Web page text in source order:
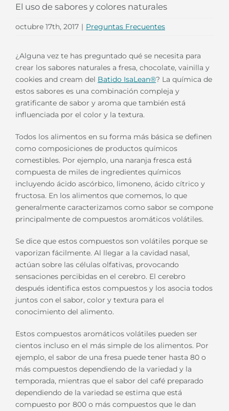
El uso de sabores y colores naturales
octubre 17th, 2017 | Preguntas Frecuentes
¿Alguna vez te has preguntado qué se necesita para
crear los sabores naturales a fresa, chocolate, vainilla y
cookies and cream del Batido IsaLean®? La química de
estos sabores es una combinación compleja y
gratificante de sabor y aroma que también está
influenciada por el color y la textura.
Todos los alimentos en su forma más básica se definen
como composiciones de productos químicos
comestibles. Por ejemplo, una naranja fresca está
compuesta de miles de ingredientes químicos
incluyendo ácido ascórbico, limoneno, ácido cítrico y
fructosa. En los alimentos que comemos, lo que
generalmente caracterizamos como sabor se compone
principalmente de compuestos aromáticos volátiles.
Se dice que estos compuestos son volátiles porque se
vaporizan fácilmente. Al llegar a la cavidad nasal,
actúan sobre las células olfativas, provocando
sensaciones percibidas en el cerebro. El cerebro
después identifica estos compuestos y los asocia todos
juntos con el sabor, color y textura para el
conocimiento del alimento.
Estos compuestos aromáticos volátiles pueden ser
cientos incluso en el más simple de los alimentos. Por
ejemplo, el sabor de una fresa puede tener hasta 80 o
más compuestos dependiendo de la variedad y la
temporada, mientras que el sabor del café preparado
dependiendo de la variedad se estima que está
compuesto por 800 o más compuestos que le dan